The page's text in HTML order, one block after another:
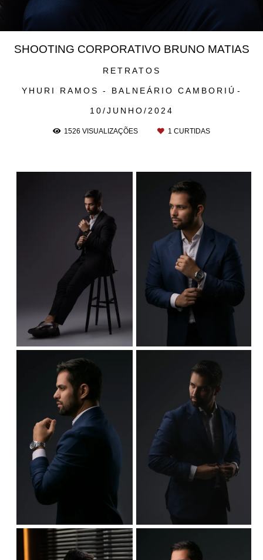
RETRATOS
YHURI RAMOS - BALNEÁRIO CAMBORIÚ
10/JUNHO/2024
SHOOTING CORPORATIVO BRUNO MATIAS
1526 VISUALIZAÇÕES 1 CURTIDAS